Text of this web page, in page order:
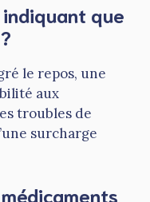
que
le repos, une
aux
troubles de
surcharge